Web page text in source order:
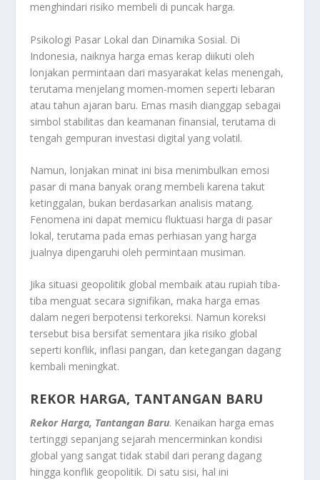
menghindari risiko membeli di puncak harga.
Psikologi Pasar Lokal dan Dinamika Sosial. Di
Indonesia, naiknya harga emas kerap diikuti oleh
lonjakan permintaan dari masyarakat kelas menengah,
terutama menjelang momen-momen seperti lebaran
atau tahun ajaran baru. Emas masih dianggap sebagai
simbol stabilitas dan keamanan finansial, terutama di
tengah gempuran investasi digital yang volatil.
Namun, lonjakan minat ini bisa menimbulkan emosi
pasar di mana banyak orang membeli karena takut
ketinggalan, bukan berdasarkan analisis matang.
Fenomena ini dapat memicu fluktuasi harga di pasar
lokal, terutama pada emas perhiasan yang harga
jualnya dipengaruhi oleh permintaan musiman.
Jika situasi geopolitik global membaik atau rupiah tiba-
tiba menguat secara signifikan, maka harga emas
dalam negeri berpotensi terkoreksi. Namun koreksi
tersebut bisa bersifat sementara jika risiko global
seperti konflik, inflasi pangan, dan ketegangan dagang
kembali meningkat.
REKOR HARGA, TANTANGAN BARU
Rekor Harga, Tantangan Baru. Kenaikan harga emas
tertinggi sepanjang sejarah mencerminkan kondisi
global yang sangat tidak stabil dari perang dagang
hingga konflik geopolitik. Di satu sisi, hal ini